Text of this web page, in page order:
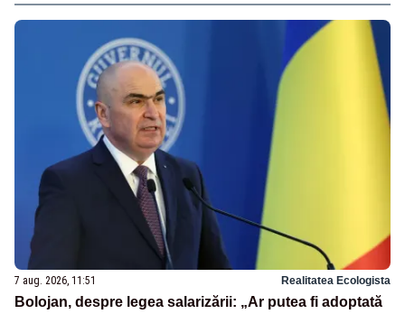
7 aug. 2026, 11:51 Realitatea Ecologista
Bolojan, despre legea salarizării: „Ar putea fi adoptată